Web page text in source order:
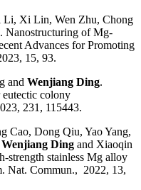
Xi Lin, Wen Zhu, Chong
Nanostructuring of Mg-
Advances for Promoting
15, 93.
and Wenjiang Ding.
colony
231, 115443.
Cao, Dong Qiu, Yao Yang,
Wenjiang Ding and Xiaoqin
strength stainless Mg alloy
Nat. Commun., 2022, 13,